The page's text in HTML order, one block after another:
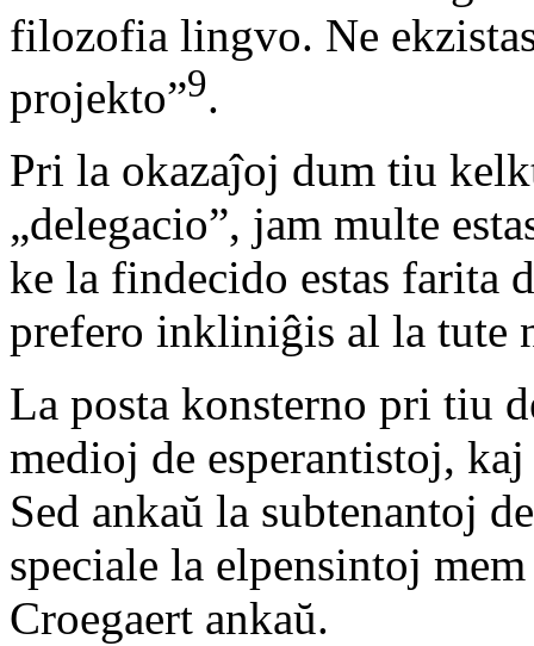
filozofia lingvo. Ne
projekto”9.
Pri la okazaĵoj dum tiu
„delegacio”, jam multe
ke la findecido estas farita
prefero inkliniĝis al la tute
La posta konsterno pri tiu
medioj de esperantistoj,
Sed ankaŭ la subtenantoj
speciale la elpensintoj
Croegaert ankaŭ.